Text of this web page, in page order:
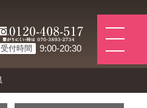
受付時間 9:00-20:30